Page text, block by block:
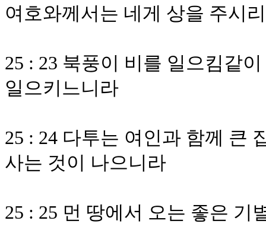
여호와께서는 네게 상을 주시
25 : 23 북풍이 비를 일으킴같
일으키느니라
25 : 24 다투는 여인과 함께 큰
사는 것이 나으니라
25 : 25 먼 땅에서 오는 좋은 기